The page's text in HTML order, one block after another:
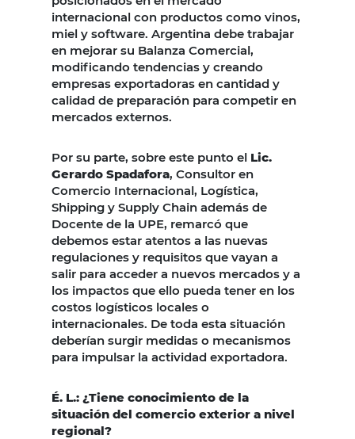
internacional con productos como vinos,
miel y software. Argentina debe trabajar
en mejorar su Balanza Comercial,
modificando tendencias y creando
empresas exportadoras en cantidad y
calidad de preparación para competir en
mercados externos.
Por su parte, sobre este punto el Lic.
Gerardo Spadafora, Consultor en
Comercio Internacional, Logística,
Shipping y Supply Chain además de
Docente de la UPE, remarcó que
debemos estar atentos a las nuevas
regulaciones y requisitos que vayan a
salir para acceder a nuevos mercados y a
los impactos que ello pueda tener en los
costos logísticos locales o
internacionales. De toda esta situación
deberían surgir medidas o mecanismos
para impulsar la actividad exportadora.
É. L.: ¿Tiene conocimiento de la
situación del comercio exterior a nivel
regional?